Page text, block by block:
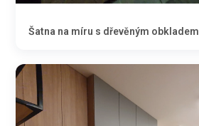
Šatna na míru s dřevěným obkladem